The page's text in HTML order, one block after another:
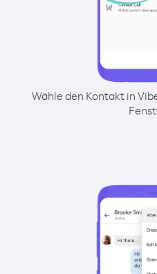
Wähle den Kontakt in